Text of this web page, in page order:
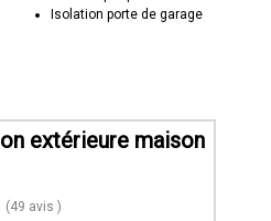
Isolation porte de garage
extérieure maison
(49 avis )